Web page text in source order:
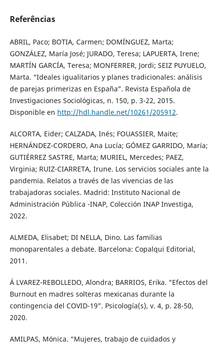
Referências
ABRIL, Paco; BOTIA, Carmen; DOMÍNGUEZ, Marta;
GONZÁLEZ, María José; JURADO, Teresa; LAPUERTA, Irene;
MARTÍN GARCÍA, Teresa; MONFERRER, Jordi; SEIZ PUYUELO,
Marta. “Ideales igualitarios y planes tradicionales: análisis
de parejas primerizas en España”. Revista Española de
Investigaciones Sociológicas, n. 150, p. 3-22, 2015.
Disponible en http://hdl.handle.net/10261/205912.
ALCORTA, Eider; CALZADA, Inés; FOUASSIER, Maite;
HERNÁNDEZ-CORDERO, Ana Lucía; GÓMEZ GARRIDO, María;
GUTIÉRREZ SASTRE, Marta; MURIEL, Mercedes; PAEZ,
Virginia; RUIZ-CIARRETA, Irune. Los servicios sociales ante la
pandemia. Relatos a través de las vivencias de las
trabajadoras sociales. Madrid: Instituto Nacional de
Administración Pública -INAP, Colección INAP Investiga,
2022.
ALMEDA, Elisabet; DI NELLA, Dino. Las familias
monoparentales a debate. Barcelona: Copalqui Editorial,
2011.
Á LVAREZ-REBOLLEDO, Alondra; BARRIOS, Erika. “Efectos del
Burnout en madres solteras mexicanas durante la
contingencia del COVID-19”. Psicología(s), v. 4, p. 28-50,
2020.
AMILPAS, Mónica. “Mujeres, trabajo de cuidados y